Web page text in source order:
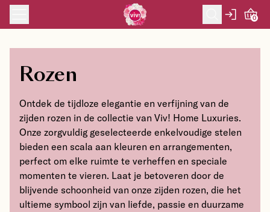
Skip to content
0
Rozen
Ontdek de tijdloze elegantie en verfijning van de
zijden rozen in de collectie van Viv! Home Luxuries.
Onze zorgvuldig geselecteerde enkelvoudige stelen
bieden een scala aan kleuren en arrangementen,
perfect om elke ruimte te verheffen en speciale
momenten te vieren. Laat je betoveren door de
blijvende schoonheid van onze zijden rozen, die het
ultieme symbool zijn van liefde, passie en duurzame